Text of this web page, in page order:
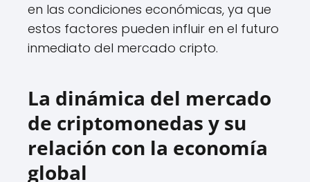
en las condiciones económicas, ya que
estos factores pueden influir en el futuro
inmediato del mercado cripto.
La dinámica del mercado
de criptomonedas y su
relación con la economía
global